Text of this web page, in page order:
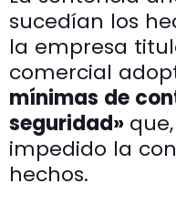
sucedían los
la empresa
comercial
mínimas de
seguridad»
impedido la
hechos.